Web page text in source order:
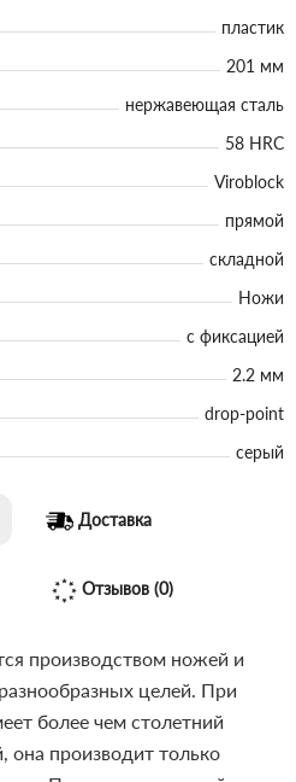
пластик
201 мм
нержавеющая сталь
58 HRC
Viroblock
прямой
складной
Ножи
с фиксацией
2.2 мм
drop-point
серый
Доставка
Отзывов (0)
производством ножей и
целей. При
более чем столетний
она производит только